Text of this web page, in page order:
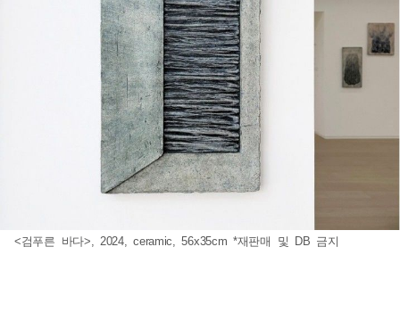
<검푸른 바다>, 2024, ceramic, 56x35cm *재판매 및 DB 금지